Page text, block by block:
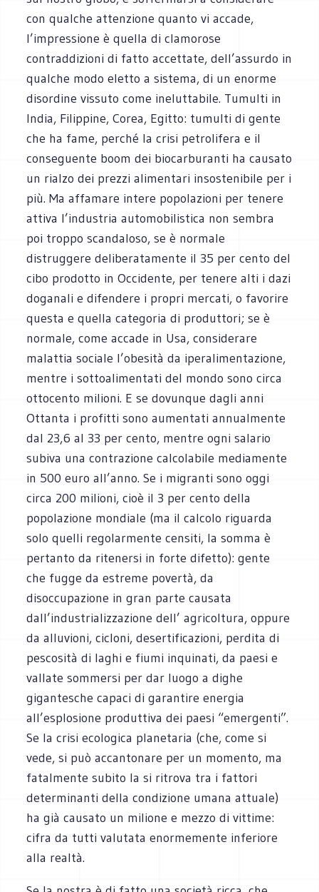
con qualche attenzione quanto vi accade,
l’impressione è quella di clamorose
contraddizioni di fatto accettate, dell’assurdo in
qualche modo eletto a sistema, di un enorme
disordine vissuto come ineluttabile. Tumulti in
India, Filippine, Corea, Egitto: tumulti di gente
che ha fame, perché la crisi petrolifera e il
conseguente boom dei biocarburanti ha causato
un rialzo dei prezzi alimentari insostenibile per i
più. Ma affamare intere popolazioni per tenere
attiva l’industria automobilistica non sembra
poi troppo scandaloso, se è normale
distruggere deliberatamente il 35 per cento del
cibo prodotto in Occidente, per tenere alti i dazi
doganali e difendere i propri mercati, o favorire
questa e quella categoria di produttori; se è
normale, come accade in Usa, considerare
malattia sociale l’obesità da iperalimentazione,
mentre i sottoalimentati del mondo sono circa
ottocento milioni. E se dovunque dagli anni
Ottanta i profitti sono aumentati annualmente
dal 23,6 al 33 per cento, mentre ogni salario
subiva una contrazione calcolabile mediamente
in 500 euro all’anno. Se i migranti sono oggi
circa 200 milioni, cioè il 3 per cento della
popolazione mondiale (ma il calcolo riguarda
solo quelli regolarmente censiti, la somma è
pertanto da ritenersi in forte difetto): gente
che fugge da estreme povertà, da
disoccupazione in gran parte causata
dall’industrializzazione dell’ agricoltura, oppure
da alluvioni, cicloni, desertificazioni, perdita di
pescosità di laghi e fiumi inquinati, da paesi e
vallate sommersi per dar luogo a dighe
gigantesche capaci di garantire energia
all’esplosione produttiva dei paesi “emergenti”.
Se la crisi ecologica planetaria (che, come si
vede, si può accantonare per un momento, ma
fatalmente subito la si ritrova tra i fattori
determinanti della condizione umana attuale)
ha già causato un milione e mezzo di vittime:
cifra da tutti valutata enormemente inferiore
alla realtà.